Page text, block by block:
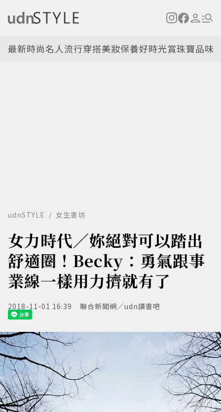
最新時尚名人流行穿搭美妝保養好時光賞珠寶品味
udnSTYLE 女生書坊
女力時代／妳絕對可以踏出
舒適圈！Becky：勇氣跟事
業線一樣用力擠就有了
2018-11-01 16:39 聯合新聞網／udn讀書吧